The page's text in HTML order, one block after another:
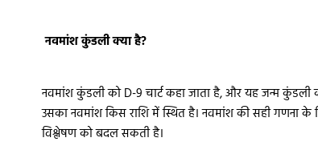
नवमांश कुंडली क्या है?
नवमांश कुंडली को D-9 चार्ट कहा जाता है, और यह जन्म कुंडली
उसका नवमांश किस राशि में स्थित है। नवमांश की सही गणना
विश्लेषण को बदल सकती है।